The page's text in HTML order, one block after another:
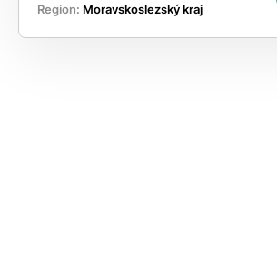
Region: Moravskoslezský kraj